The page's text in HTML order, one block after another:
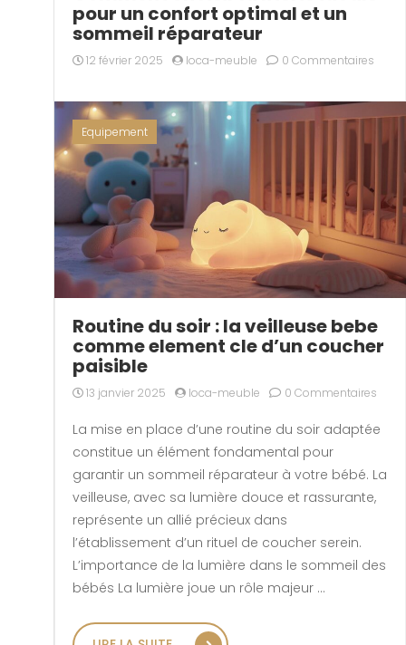
pour un confort optimal et un
sommeil réparateur
12 février 2025 loca-meuble 0 Commentaires
Equipement
Routine du soir : la veilleuse bebe
comme element cle d’un coucher
paisible
13 janvier 2025 loca-meuble 0 Commentaires
La mise en place d’une routine du soir adaptée
constitue un élément fondamental pour
garantir un sommeil réparateur à votre bébé. La
veilleuse, avec sa lumière douce et rassurante,
représente un allié précieux dans
l’établissement d’un rituel de coucher serein.
L’importance de la lumière dans le sommeil des
bébés La lumière joue un rôle majeur …
« ROUTINE DU SOIR : LA